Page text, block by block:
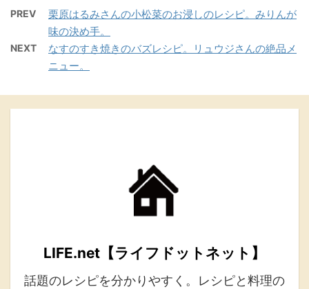
PREV
栗原はるみさんの小松菜のお浸しのレシピ。みりんが
味の決め手。
NEXT
なすのすき焼きのバズレシピ。リュウジさんの絶品メ
ニュー。
LIFE.net【ライフドットネット】
話題のレシピを分かりやすく。レシピと料理の